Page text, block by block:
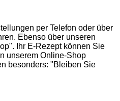
per Telefon oder über
Ebenso über unseren
. Ihr E-Rezept können Sie
unserem Online-Shop
besonders: "Bleiben Sie